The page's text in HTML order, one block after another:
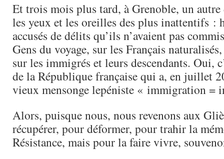
Et trois mois plus tard, à Grenoble, un
les yeux et les oreilles des plus inattentifs :
accusés de délits qu’ils n’avaient pas
Gens du voyage, sur les Français
sur les immigrés et leurs descendants. Oui,
de la République française qui a, en juillet
vieux mensonge lepéniste « immigration =
Alors, puisque nous, nous revenons aux
récupérer, pour déformer, pour trahir la
Résistance, mais pour la faire vivre,